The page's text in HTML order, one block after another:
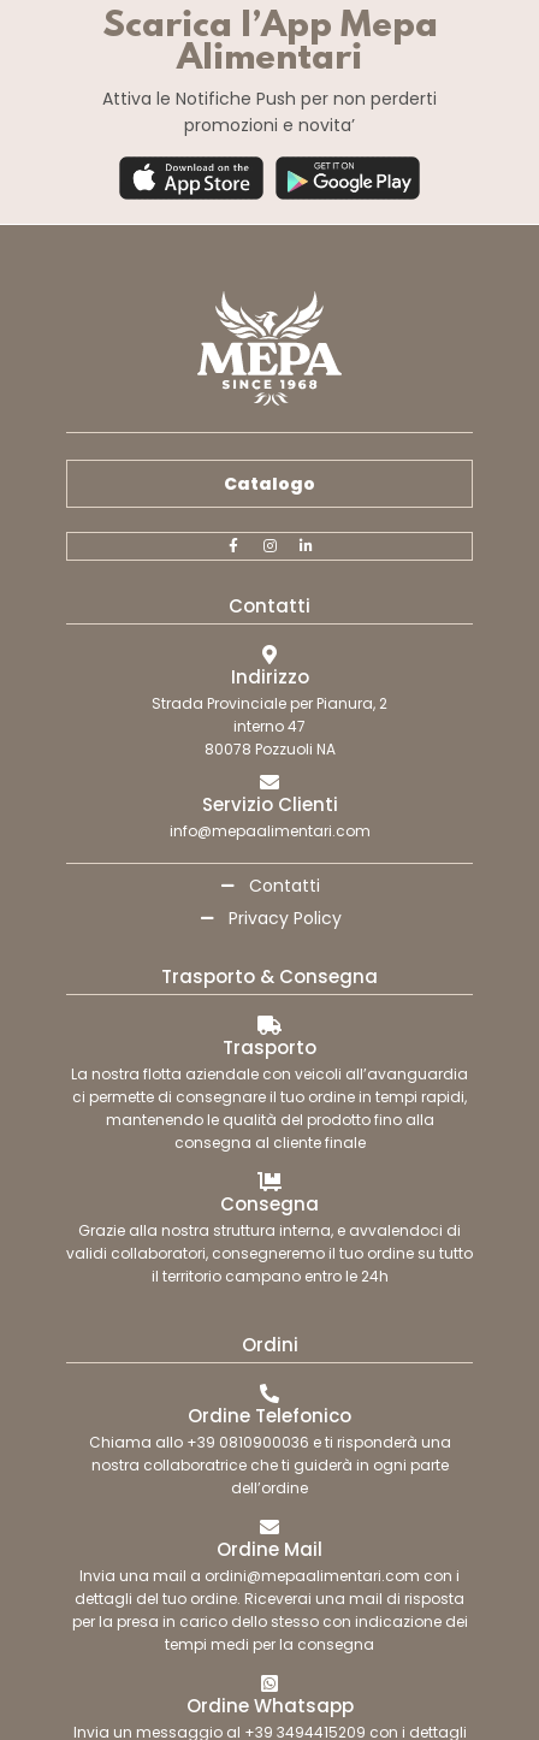
Scarica l’App Mepa
Alimentari
Attiva le Notifiche Push per non perderti
promozioni e novita’
Catalogo
Contatti
Indirizzo
Strada Provinciale per Pianura, 2
interno 47
80078 Pozzuoli NA
Servizio Clienti
info@mepaalimentari.com
Contatti
Privacy Policy
Trasporto & Consegna
Trasporto
La nostra flotta aziendale con veicoli all’avanguardia
ci permette di consegnare il tuo ordine in tempi rapidi,
mantenendo le qualità del prodotto fino alla
consegna al cliente finale
Consegna
Grazie alla nostra struttura interna, e avvalendoci di
validi collaboratori, consegneremo il tuo ordine su tutto
il territorio campano entro le 24h
Ordini
Ordine Telefonico
Chiama allo +39 0810900036 e ti risponderà una
nostra collaboratrice che ti guiderà in ogni parte
dell’ordine
Ordine Mail
Invia una mail a ordini@mepaalimentari.com con i
dettagli del tuo ordine. Riceverai una mail di risposta
per la presa in carico dello stesso con indicazione dei
tempi medi per la consegna
Ordine Whatsapp
Invia un messaggio al +39 3494415209 con i dettagli